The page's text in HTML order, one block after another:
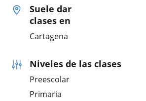
Suele dar
clases en
Cartagena
Niveles de las clases
Preescolar
Primaria